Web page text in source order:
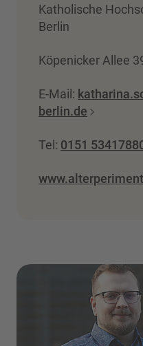
Katholische
Berlin
Köpenicker Allee
E-Mail:
berlin.de
Tel: 0151